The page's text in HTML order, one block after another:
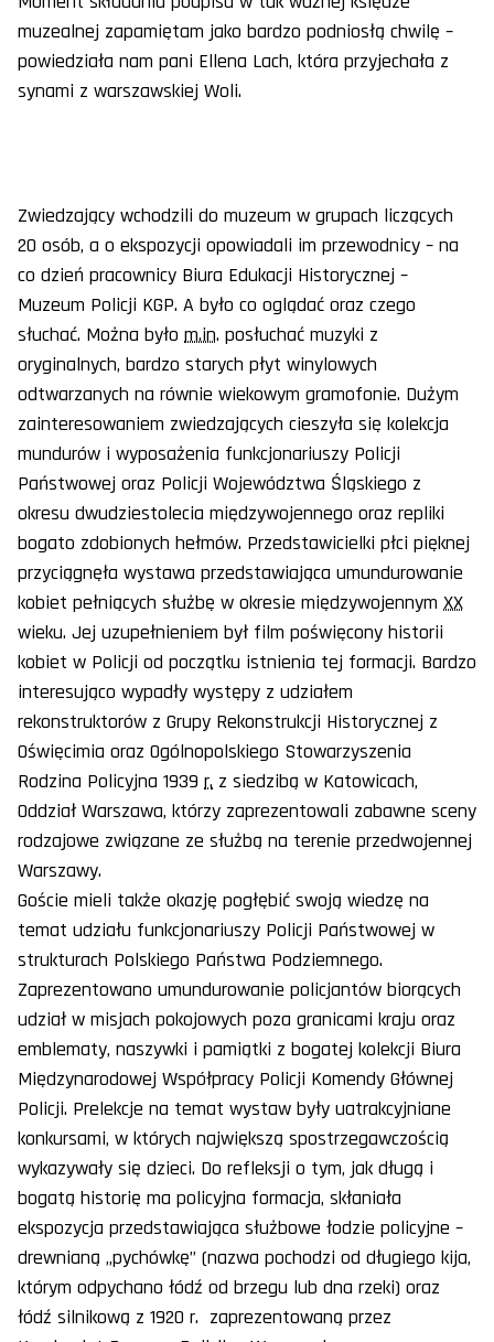
muzealnej zapamiętam jako bardzo podniosłą chwilę –
powiedziała nam pani Ellena Lach, która przyjechała z
synami z warszawskiej Woli.
Zwiedzający wchodzili do muzeum w grupach liczących
20 osób, a o ekspozycji opowiadali im przewodnicy – na
co dzień pracownicy Biura Edukacji Historycznej –
Muzeum Policji KGP. A było co oglądać oraz czego
słuchać. Można było m.in. posłuchać muzyki z
oryginalnych, bardzo starych płyt winylowych
odtwarzanych na równie wiekowym gramofonie. Dużym
zainteresowaniem zwiedzających cieszyła się kolekcja
mundurów i wyposażenia funkcjonariuszy Policji
Państwowej oraz Policji Województwa Śląskiego z
okresu dwudziestolecia międzywojennego oraz repliki
bogato zdobionych hełmów. Przedstawicielki płci pięknej
przyciągnęła wystawa przedstawiająca umundurowanie
kobiet pełniących służbę w okresie międzywojennym XX
wieku. Jej uzupełnieniem był film poświęcony historii
kobiet w Policji od początku istnienia tej formacji. Bardzo
interesująco wypadły występy z udziałem
rekonstruktorów z Grupy Rekonstrukcji Historycznej z
Oświęcimia oraz Ogólnopolskiego Stowarzyszenia
Rodzina Policyjna 1939 r. z siedzibą w Katowicach,
Oddział Warszawa, którzy zaprezentowali zabawne sceny
rodzajowe związane ze służbą na terenie przedwojennej
Warszawy.
Goście mieli także okazję pogłębić swoją wiedzę na
temat udziału funkcjonariuszy Policji Państwowej w
strukturach Polskiego Państwa Podziemnego.
Zaprezentowano umundurowanie policjantów biorących
udział w misjach pokojowych poza granicami kraju oraz
emblematy, naszywki i pamiątki z bogatej kolekcji Biura
Międzynarodowej Współpracy Policji Komendy Głównej
Policji. Prelekcje na temat wystaw były uatrakcyjniane
konkursami, w których największą spostrzegawczością
wykazywały się dzieci. Do refleksji o tym, jak długą i
bogatą historię ma policyjna formacja, skłaniała
ekspozycja przedstawiająca służbowe łodzie policyjne –
drewnianą „pychówkę” (nazwa pochodzi od długiego kija,
którym odpychano łódź od brzegu lub dna rzeki) oraz
łódź silnikową z 1920 r. zaprezentowaną przez